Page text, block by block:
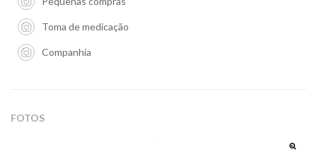
Toma de medicação
Companhia
FOTOS